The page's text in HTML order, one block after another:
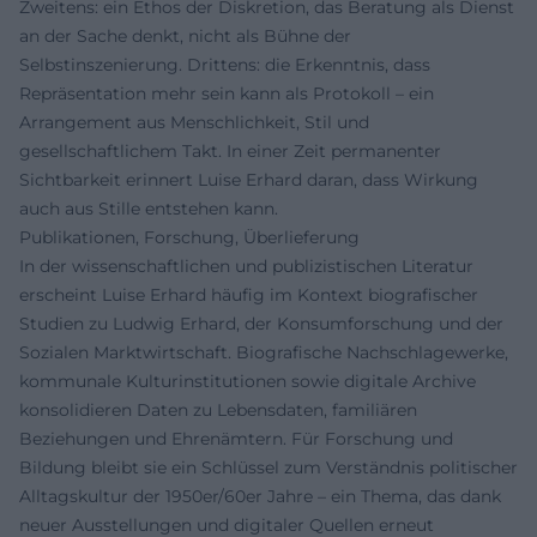
Zweitens: ein Ethos der Diskretion, das Beratung als Dienst
an der Sache denkt, nicht als Bühne der
Selbstinszenierung. Drittens: die Erkenntnis, dass
Repräsentation mehr sein kann als Protokoll – ein
Arrangement aus Menschlichkeit, Stil und
gesellschaftlichem Takt. In einer Zeit permanenter
Sichtbarkeit erinnert Luise Erhard daran, dass Wirkung
auch aus Stille entstehen kann.
Publikationen, Forschung, Überlieferung
In der wissenschaftlichen und publizistischen Literatur
erscheint Luise Erhard häufig im Kontext biografischer
Studien zu Ludwig Erhard, der Konsumforschung und der
Sozialen Marktwirtschaft. Biografische Nachschlagewerke,
kommunale Kulturinstitutionen sowie digitale Archive
konsolidieren Daten zu Lebensdaten, familiären
Beziehungen und Ehrenämtern. Für Forschung und
Bildung bleibt sie ein Schlüssel zum Verständnis politischer
Alltagskultur der 1950er/60er Jahre – ein Thema, das dank
neuer Ausstellungen und digitaler Quellen erneut